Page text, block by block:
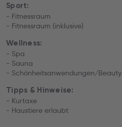
Sport:
- Fitnessraum
- Fitnessraum (inklusive)
Wellness:
- Spa
- Sauna
- Schönheitsanwendungen/Beauty
Tipps & Hinweise:
- Kurtaxe
- Haustiere erlaubt